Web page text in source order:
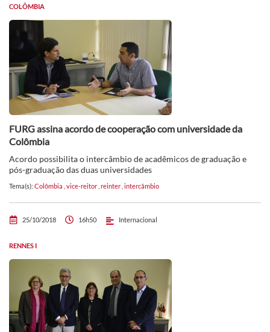
COLÔMBIA
FURG assina acordo de cooperação com universidade da
Colômbia
Acordo possibilita o intercâmbio de acadêmicos de graduação e
pós-graduação das duas universidades
Tema(s): Colômbia vice-reitor reinter intercâmbio
25/10/2018 16h50 Internacional
RENNES I